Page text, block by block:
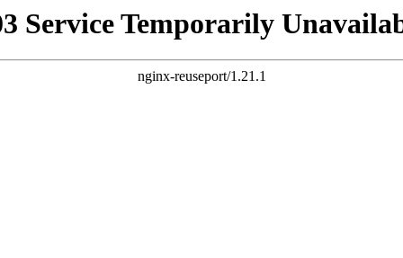
Service Temporarily
nginx-reuseport/1.21.1